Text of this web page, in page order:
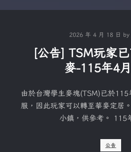
2026 年 4 月 18 日 by
[公告] TSM玩家
麥-115年4
由於台灣學生麥塊(TSM)已於
服，因此玩家可以轉至華麥定居
小鎮，供參考。 115
公告